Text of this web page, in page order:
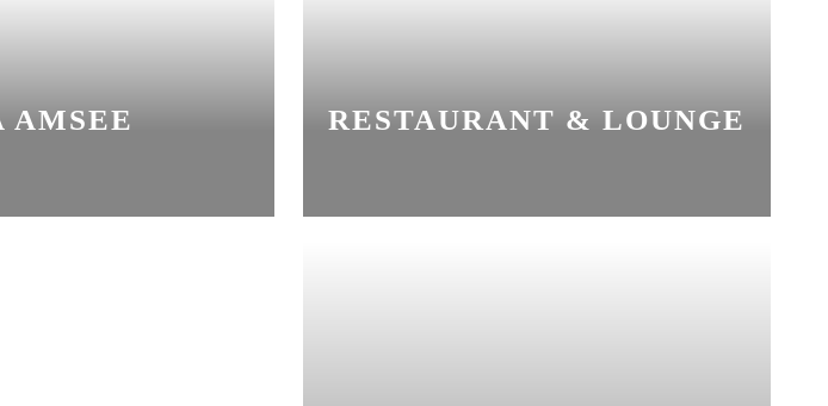
AMSEE RESTAURANT & LOUNGE